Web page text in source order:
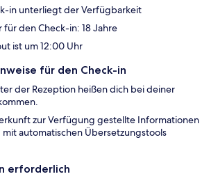
in unterliegt der Verfügbarkeit
den Check-in: 18 Jahre
ist um 12:00 Uhr
für den Check-in
der Rezeption heißen dich bei deiner
zur Verfügung gestellte Informationen
automatischen Übersetzungstools
erforderlich